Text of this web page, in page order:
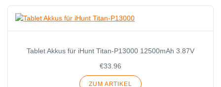
Tablet Akkus für iHunt Titan-P13000 12500mAh 3.87V
€33.96
ZUM ARTIKEL